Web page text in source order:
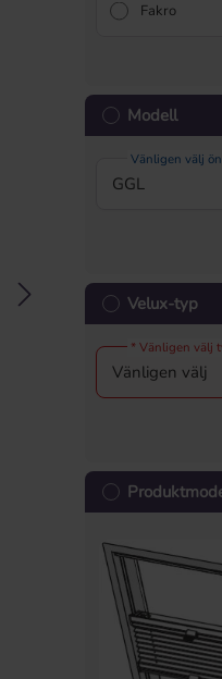
Fakro
Modell
Vänligen välj
Velux-typ
* Vänligen välj